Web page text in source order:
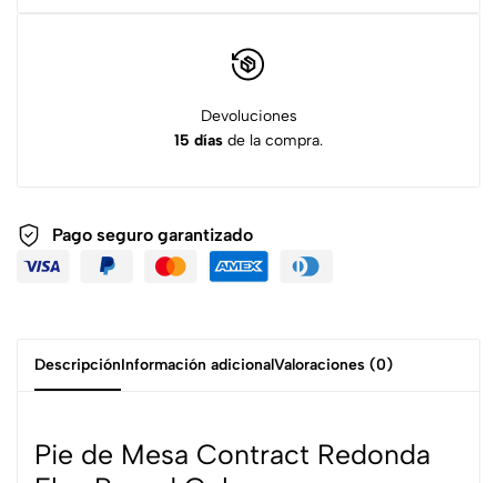
Devoluciones
15 días de la compra.
Pago seguro garantizado
DescripciónInformación adicionalValoraciones (0)
Pie de Mesa Contract Redonda